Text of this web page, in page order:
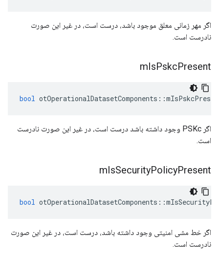
اگر مهر زمانی معلق موجود باشد، درست است، در غیر این صورت
نادرست است.
mIsPskcPresent
bool otOperationalDatasetComponents ::
اگر PSKc وجود داشته باشد درست است، در غیر این صورت نادرست
است.
mIsSecurityPolicyPresent
bool otOperationalDatasetComponents ::
اگر خط مشی امنیتی وجود داشته باشد، درست است، در غیر این صورت
نادرست است.